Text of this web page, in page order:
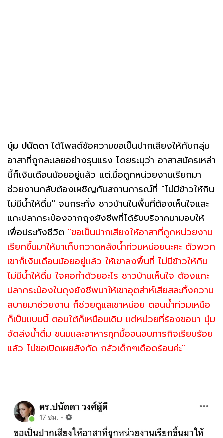
บุ๋ม ปนัดดา ได้โพสต์ข้อความขอเป็นปากเสียงให้กับกลุ่ม
อาสาที่ถูกละเลยอย่างรุนแรง โดยระบุว่า อาสาสมัครเหล่า
นี้ก็เงินเดือนน้อยอยู่แล้ว แต่เมื่อถูกหน่วยงานเรียกมา
ช่วยงานกลับต้องเผชิญกับสถานการณ์ที่ "ไม่มีข้าวให้กิน
ไม่มีน้ำให้ดื่ม" จนกระทั่ง ชาวบ้านในพื้นที่ต้องเห็นใจและ
แกะปลากระป๋องจากถุงยังชีพที่ได้รับบริจาคมามอบให้
เพื่อประทังชีวิต "ขอเป็นปากเสียงให้อาสาที่ถูกหน่วยงาน
เรียกขึ้นมาให้มาเก็บกวาดหลังน้ำท่วมหน่อยนะคะ ตัวพวก
เขาก็เงินเดือนน้อยอยู่แล้ว ให้เขาลงพื้นที่ ไม่มีข้าวให้กิน
ไม่มีน้ำให้ดื่ม ใจคอทำด้วยอะไร ชาวบ้านเห็นใจ ต้องแกะ
ปลากระป๋องในถุงยังชีพมาให้เขาอุตส่าห์เสียสละทิ้งความ
สบายมาช่วยงาน ก็ช่วยดูแลเขาหน่อย ตอนน้ำท่วมเหนือ
ก็เป็นแบบนี้ ตอนใต้ก็เหมือนเดิม แต่หน่วยที่ร้องขอมา บุ๋ม
จัดส่งน้ำดื่ม ขนมและอาหารทุกมื้อจนจบภารกิจเรียบร้อย
แล้ว ไม่ขอเปิดเผยสังกัด กลัวเด็กๆเดือดร้อนค่ะ"